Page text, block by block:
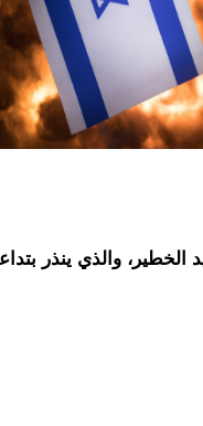
الخطير، والذي ينذر